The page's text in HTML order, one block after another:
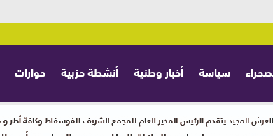
سياسة أخبار وطنية أنشطة حزبية حوارات